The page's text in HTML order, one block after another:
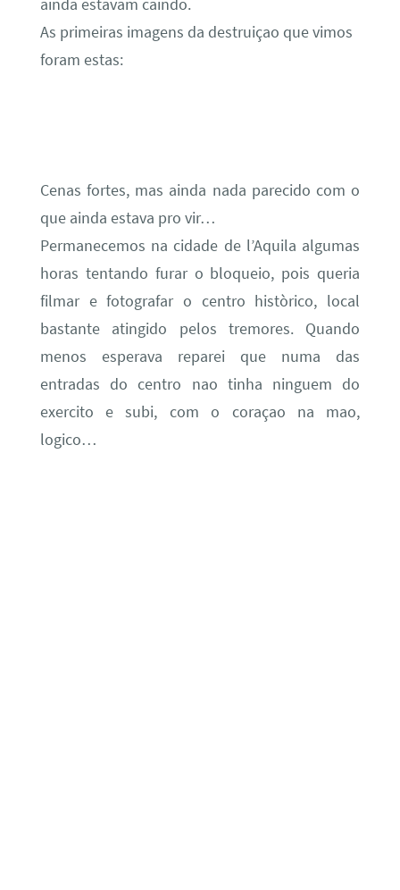
ainda estavam caindo.
As primeiras imagens da destruiçao que vimos
foram estas:
Cenas fortes, mas ainda nada parecido com o
que ainda estava pro vir…
Permanecemos na cidade de l’Aquila algumas
horas tentando furar o bloqueio, pois queria
filmar e fotografar o centro històrico, local
bastante atingido pelos tremores. Quando
menos esperava reparei que numa das
entradas do centro nao tinha ninguem do
exercito e subi, com o coraçao na mao,
logico…